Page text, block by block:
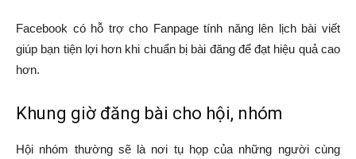
Facebook có hỗ trợ cho Fanpage tính năng lên lịch bài viết
giúp bạn tiện lợi hơn khi chuẩn bị bài đăng để đạt hiệu quả cao
hơn.
Khung giờ đăng bài cho hội, nhóm
Hội nhóm thường sẽ là nơi tụ họp của những người cùng